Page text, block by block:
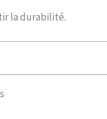
la durabilité.